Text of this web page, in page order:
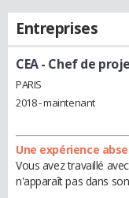
Entreprises
CEA- Chef de
PARIS
2018 - maintenant
Une expérience
Vous avez travaillé
n'apparaît pas dans